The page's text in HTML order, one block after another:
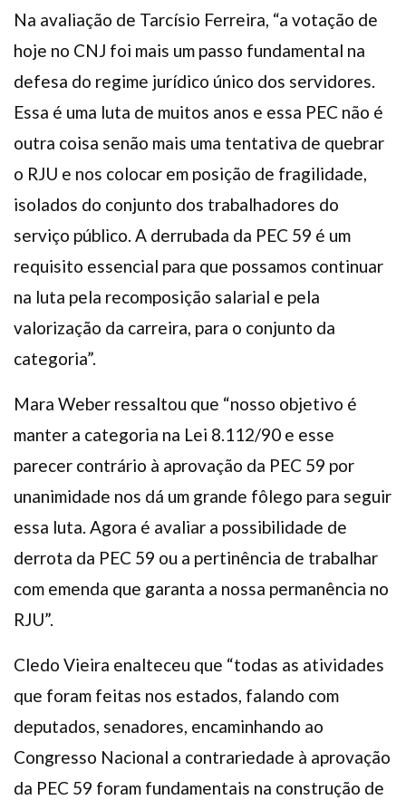
Na avaliação de Tarcísio Ferreira, “a votação de
hoje no CNJ foi mais um passo fundamental na
defesa do regime jurídico único dos servidores.
Essa é uma luta de muitos anos e essa PEC não é
outra coisa senão mais uma tentativa de quebrar
o RJU e nos colocar em posição de fragilidade,
isolados do conjunto dos trabalhadores do
serviço público. A derrubada da PEC 59 é um
requisito essencial para que possamos continuar
na luta pela recomposição salarial e pela
valorização da carreira, para o conjunto da
categoria”.
Mara Weber ressaltou que “nosso objetivo é
manter a categoria na Lei 8.112/90 e esse
parecer contrário à aprovação da PEC 59 por
unanimidade nos dá um grande fôlego para seguir
essa luta. Agora é avaliar a possibilidade de
derrota da PEC 59 ou a pertinência de trabalhar
com emenda que garanta a nossa permanência no
RJU”.
Cledo Vieira enalteceu que “todas as atividades
que foram feitas nos estados, falando com
deputados, senadores, encaminhando ao
Congresso Nacional a contrariedade à aprovação
da PEC 59 foram fundamentais na construção de